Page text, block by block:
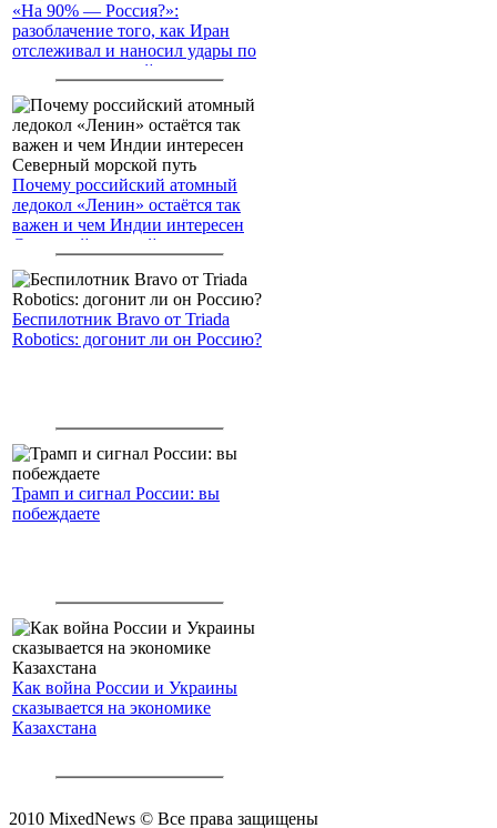
«На 90% — Россия?»:
разоблачение того, как Иран
отслеживал и наносил удары по
американским войскам
Почему российский атомный
ледокол «Ленин» остаётся так
важен и чем Индии интересен
Северный морской путь
Беспилотник Bravo от Triada
Robotics: догонит ли он Россию?
Трамп и сигнал России: вы
побеждаете
Как война России и Украины
сказывается на экономике
Казахстана
2010 MixedNews © Все права защищены